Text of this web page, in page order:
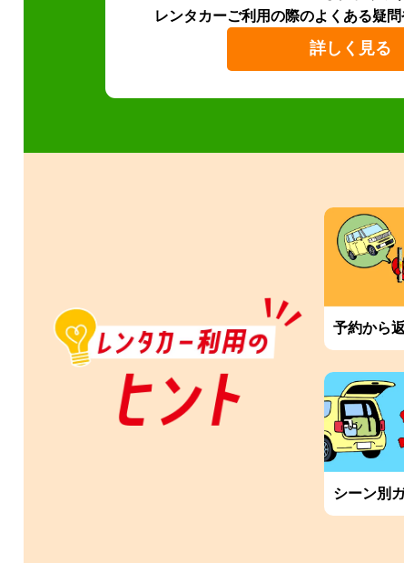
レンタカーご利用の際のよくある疑問
詳しく見る
予約から
シーン別